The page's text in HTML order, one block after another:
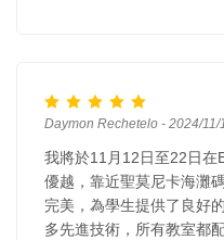
Daymon Rechetelo - 2024/11/
我將於11月12日至22日在
優越，靠近聖莫尼卡海灘
完美，為學生提供了良好
多先進技術，所有教室都